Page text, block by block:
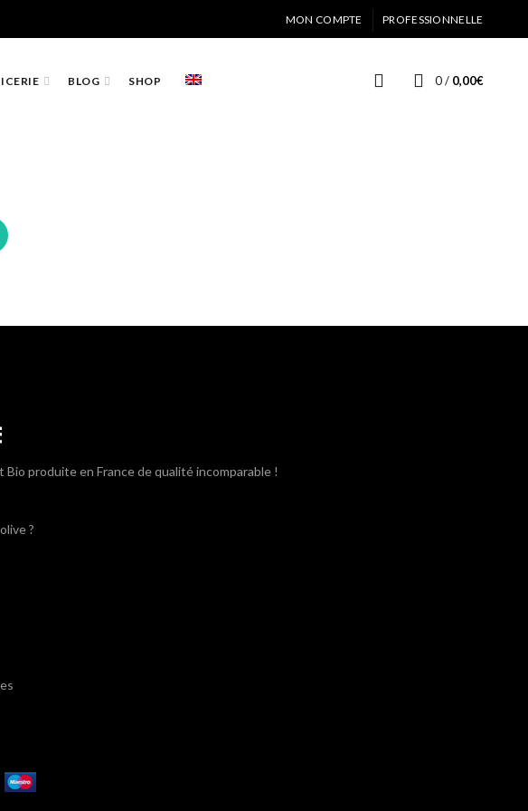
MON COMPTE PROFESSIONNELLE
BLOG SHOP 0 / 0,00€
Bio produite en France de qualité incomparable !
?